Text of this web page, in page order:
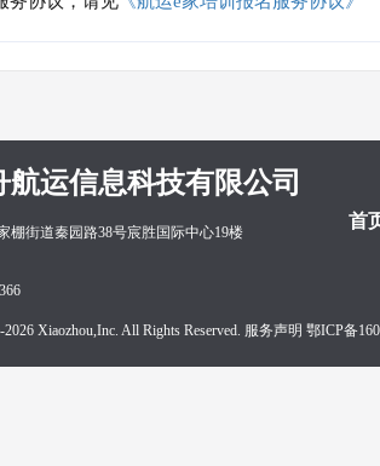
航运信息科技有限公司
首
棚街道秦园路38号宸胜国际中心19楼
Xiaozhou,Inc. All Rights Reserved. 服务声明 鄂ICP备